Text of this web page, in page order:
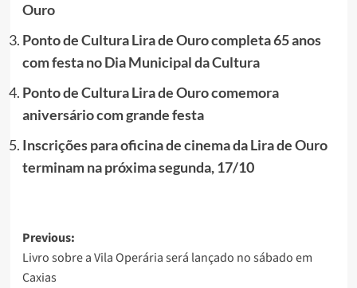
Ouro
Ponto de Cultura Lira de Ouro completa 65 anos
com festa no Dia Municipal da Cultura
Ponto de Cultura Lira de Ouro comemora
aniversário com grande festa
Inscrições para oficina de cinema da Lira de Ouro
terminam na próxima segunda, 17/10
Post
navigation
Previous:
Livro sobre a Vila Operária será lançado no sábado em
Caxias